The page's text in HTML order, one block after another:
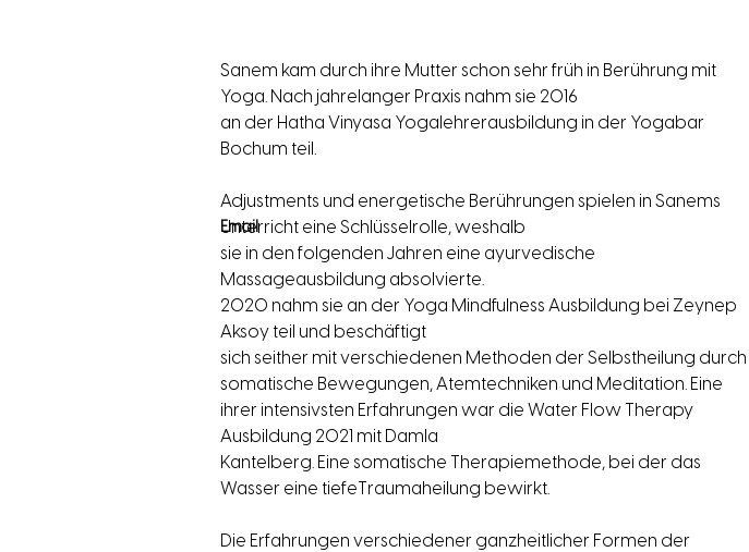
Sanem kam durch ihre Mutter schon sehr früh in Berührung mit
Yoga. Nach jahrelanger Praxis nahm sie 2016
an der Hatha Vinyasa Yogalehrerausbildung in der Yogabar
Bochum teil.
Adjustments und energetische Berührungen spielen in Sanems
Unterricht eine Schlüsselrolle, weshalb
sie in den folgenden Jahren eine ayurvedische
Massageausbildung absolvierte.
2020 nahm sie an der Yoga Mindfulness Ausbildung bei Zeynep
Aksoy teil und beschäftigt
sich seither mit verschiedenen Methoden der Selbstheilung durch
somatische Bewegungen, Atemtechniken und Meditation. Eine
ihrer intensivsten Erfahrungen war die Water Flow Therapy
Ausbildung 2021 mit Damla
Kantelberg. Eine somatische Therapiemethode, bei der das
Wasser eine tiefeTraumaheilung bewirkt.
Die Erfahrungen verschiedener ganzheitlicher Formen der
Email